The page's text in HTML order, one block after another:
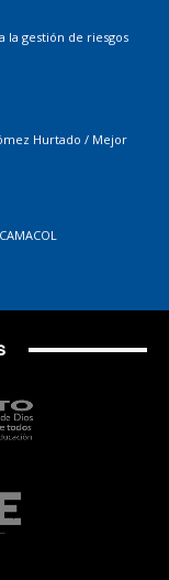
la gestión de riesgos
Hurtado / Mejor